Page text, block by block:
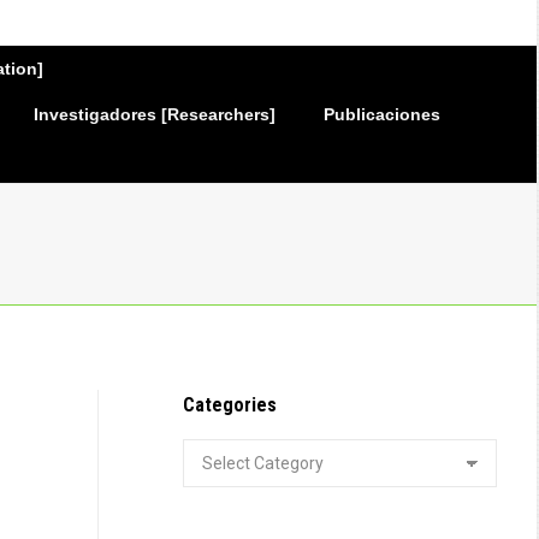
Investigadores [Researchers] Publicaciones
Categories
Categories